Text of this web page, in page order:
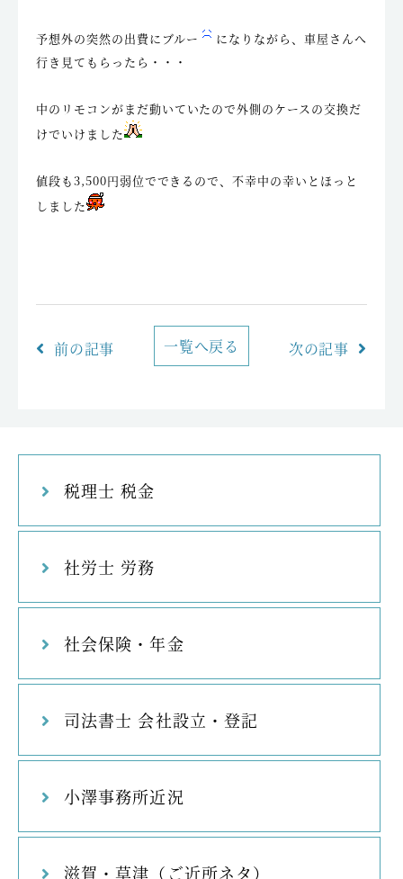
税理士 税金
社労士 労務
社会保険・年金
司法書士 会社設立・登記
小澤事務所近況
滋賀・草津（ご近所ネタ）
予想外の突然の出費にブルー
になりながら、車屋さんへ
行き見てもらったら・・・
中のリモコンがまだ動いていたので外側のケースの交換だ
けでいけました
値段も3,500円弱位でできるので、不幸中の幸いとほっと
しました
前の記事 一覧へ戻る 次の記事